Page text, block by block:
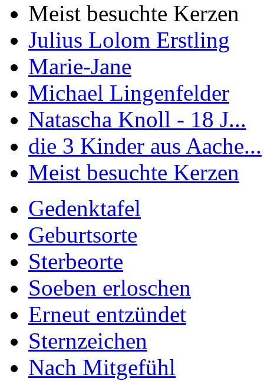
Meist besuchte Kerzen
Julius Lolom Erstling
Marie-Jane
Michael Lingenfelder
Natascha Knoll - 18 J...
die 3 Kinder aus Aache...
Meist besuchte Kerzen
Gedenktafel
Geburtsorte
Sterbeorte
Soeben erloschen
Erneut entzündet
Sternzeichen
Nach Mitgefühl